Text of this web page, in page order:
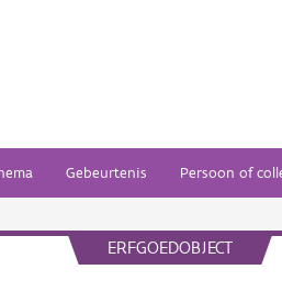
Gebeurtenis Persoon of
ERFGOEDOBJECT